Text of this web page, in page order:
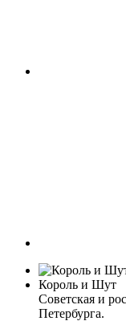
Король и Шут
Советская и
Петербурга.